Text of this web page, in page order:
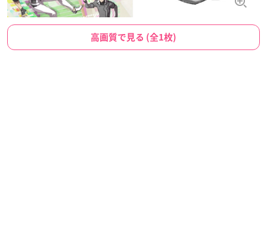
高画質で見る (全1枚)